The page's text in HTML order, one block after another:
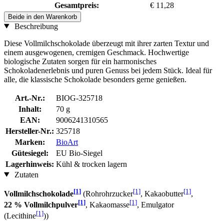
Gesamtpreis:
€ 11,28
Beide in den Warenkorb
Beschreibung
Diese Vollmilchschokolade überzeugt mit ihrer zarten Textur und
einem ausgewogenen, cremigen Geschmack. Hochwertige
biologische Zutaten sorgen für ein harmonisches
Schokoladenerlebnis und puren Genuss bei jedem Stück. Ideal für
alle, die klassische Schokolade besonders gerne genießen.
Art.-Nr.:
BIOG-325718
Inhalt:
70 g
EAN:
9006241310565
Hersteller-Nr.: 325718
Marken:
BioArt
Gütesiegel:
EU Bio-Siegel
Lagerhinweis: Kühl & trocken lagern
Zutaten
Vollmilchschokolade[1] (Rohrohrzucker[1], Kakaobutter[1],
22 % Vollmilchpulver[1], Kakaomasse[1], Emulgator
(Lecithine[1]))